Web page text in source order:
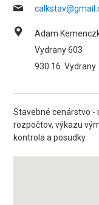
Adam
Vydrany 603
930 16 Vydrany
Stavebné cenárstvo -
rozpočtov, výkazu
kontrola a posudky.